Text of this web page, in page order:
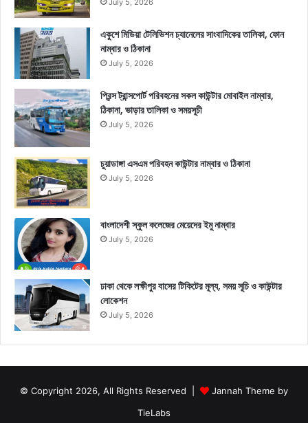
July 5, 2026
একুশে মিডিয়া টেলিভিশন চ্যানেলের সাংবাদিকের তালিকা, ফোন
নাম্বার ও ঠিকানা
July 5, 2026
প্রিন্স ট্রান্সপোর্ট পরিবহনের সকল কাউন্টার মোবাইল নাম্বার,
ঠিকানা, ভাড়ার তালিকা ও সময়সূচী
July 5, 2026
চুয়াডাঙ্গা এসএম পরিবহন কাউন্টার নাম্বার ও ঠিকানা
July 5, 2026
বাংলাদেশী স্কুল কলেজের মেয়েদের ইমু নাম্বার
July 5, 2026
ঢাকা থেকে লক্ষীপুর বাসের টিকিটের মূল্য, সময় সূচি ও কাউন্টার
লোকেশন
July 5, 2026
© Copyright 2026, All Rights Reserved |
Jannah Theme by
TieLabs